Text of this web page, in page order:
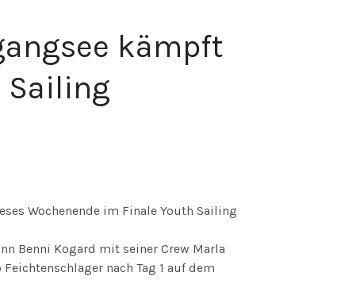
kämpft
Sailing
Wochenende im Finale Youth Sailing
Benni Kogard mit seiner Crew Marla
nach Tag 1 auf dem